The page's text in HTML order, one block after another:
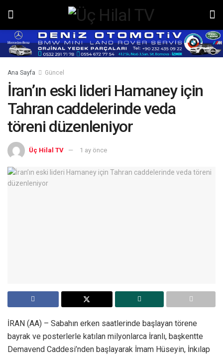
Ana Sayfa Güncel
İran’ın eski lideri Hamaney için
Tahran caddelerinde veda
töreni düzenleniyor
Üç Hilal TV 1 ay önce
İRAN (AA) – Sabahın erken saatlerinde başlayan törene
bayrak ve posterlerle katılan milyonlarca İranlı, başkentte
Demavend Caddesi’nden başlayarak İmam Hüseyin, İnkılap